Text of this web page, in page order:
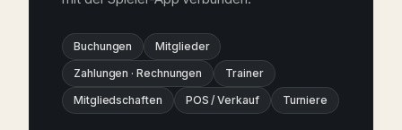
Buchungen
Mitglieder
Zahlungen · Rechnungen
Trainer
Mitgliedschaften
POS / Verkauf Turniere